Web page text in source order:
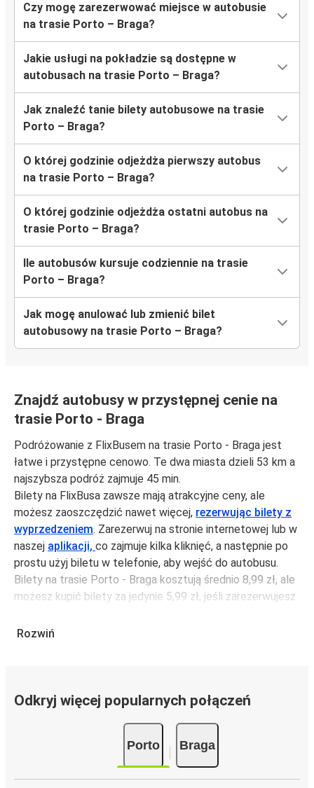
Czy mogę zarezerwować miejsce w autobusie
na trasie Porto – Braga?
Jakie usługi na pokładzie są dostępne w
autobusach na trasie Porto – Braga?
Jak znaleźć tanie bilety autobusowe na trasie
Porto – Braga?
O której godzinie odjeżdża pierwszy autobus
na trasie Porto – Braga?
O której godzinie odjeżdża ostatni autobus na
trasie Porto – Braga?
Ile autobusów kursuje codziennie na trasie
Porto – Braga?
Jak mogę anulować lub zmienić bilet
autobusowy na trasie Porto – Braga?
Znajdź autobusy w przystępnej cenie na
trasie Porto - Braga
Podróżowanie z FlixBusem na trasie Porto - Braga jest
łatwe i przystępne cenowo. Te dwa miasta dzieli 53 km a
najszybsza podróż zajmuje 45 min.
Bilety na FlixBusa zawsze mają atrakcyjne ceny, ale
możesz zaoszczędzić nawet więcej, rezerwując bilety z
wyprzedzeniem. Zarezerwuj na stronie internetowej lub w
naszej aplikacji, co zajmuje kilka kliknięć, a następnie po
prostu użyj biletu w telefonie, aby wejść do autobusu.
Bilety na trasie Porto - Braga kosztują średnio 8,99 zł, ale
możesz kupić bilety za jedynie 5,99 zł, jeśli zarezerwujesz
świąt. Aby podróżować szybko, łatwo i zadbać o
Trasa Porto - Braga jest łatwa i wygodna z FlixBusem,
ma mniejszy wpływ na środowisko
niż podróż samochodem czy samolotem. Stale pracujemy
nad tym, by jeszcze bardziej zmniejszać ślad węglowy,
Rozwiń
Odkryj więcej popularnych połączeń
Porto Braga